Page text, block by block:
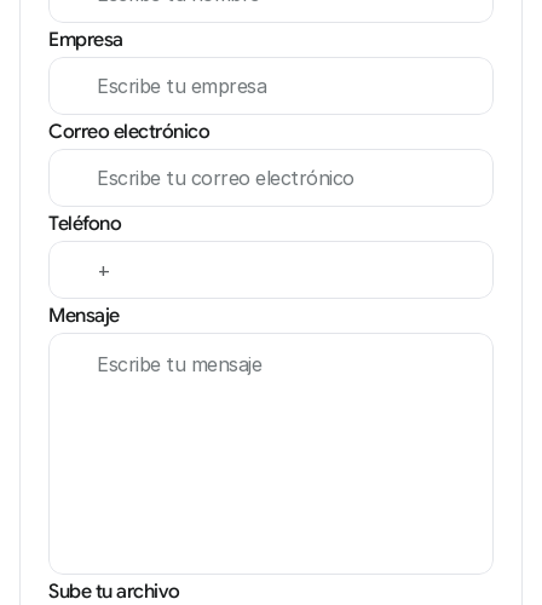
Empresa
Correo electrónico
Teléfono
Mensaje
Sube tu archivo